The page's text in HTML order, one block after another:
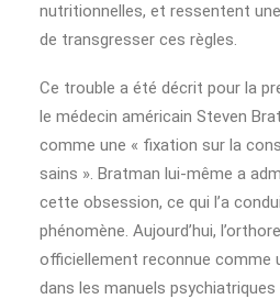
nutritionnelles, et ressentent
de transgresser ces règles.
Ce trouble a été décrit pour la
le médecin américain Steven
comme une « fixation sur la
sains ». Bratman lui-même a
cette obsession, ce qui l’a
phénomène. Aujourd’hui,
officiellement reconnue comme
dans les manuels psychiatriques